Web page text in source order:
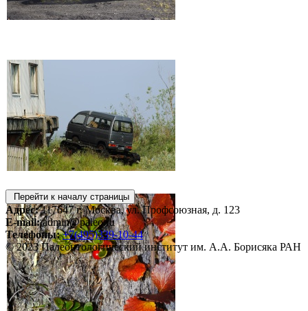
Перейти к началу страницы
Адрес:117647 г. Москва, ул. Профсоюзная, д. 123
E-mail:admin@paleo.ru
Телефоны: +7(495)339-10-44
© 2023 Палеонтологический институт им. А.А. Борисяка РАН